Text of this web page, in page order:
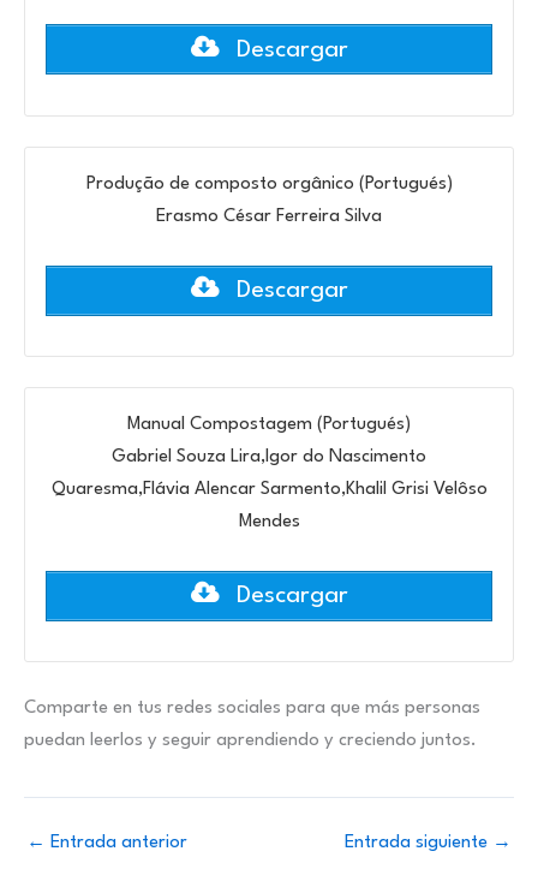
Descargar
Produção de composto orgânico (Portugués)
Erasmo César Ferreira Silva
Descargar
Manual Compostagem (Portugués)
Gabriel Souza Lira,Igor do Nascimento
Quaresma,Flávia Alencar Sarmento,Khalil Grisi Velôso
Mendes
Descargar
Comparte en tus redes sociales para que más personas
puedan leerlos y seguir aprendiendo y creciendo juntos.
← Entrada anterior Entrada siguiente →